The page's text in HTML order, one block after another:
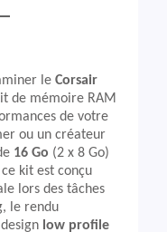
le Corsair
de mémoire RAM
de votre
ou un créateur
16 Go (2 x 8 Go)
ce kit est conçu
lors des tâches
le rendu
low profile